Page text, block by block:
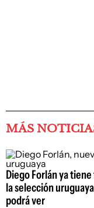
MÁS
Diego Forlán ya
la selección
podrá ver